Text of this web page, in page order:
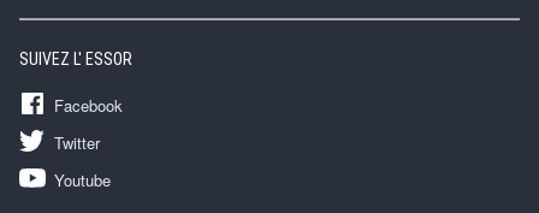
SUIVEZ L' ESSOR
Facebook
Twitter
Youtube